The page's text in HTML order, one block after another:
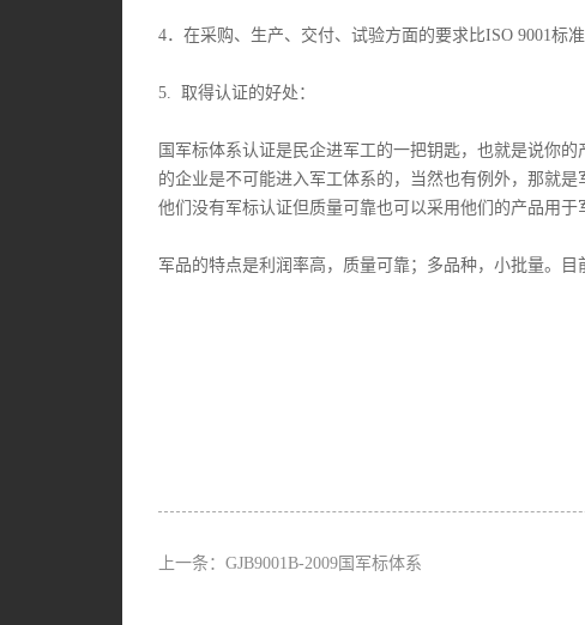
4．在采购、生产、交付、试验方面的要求比ISO 9001标
5. 取得认证的好处：
国军标体系认证是民企进军工的一把钥匙，也就是说你
的企业是不可能进入军工体系的，当然也有例外，那就
他们没有军标认证但质量可靠也可以采用他们的产品用于
军品的特点是利润率高，质量可靠；多品种，小批量。
上一条： GJB9001B-2009国军标体系